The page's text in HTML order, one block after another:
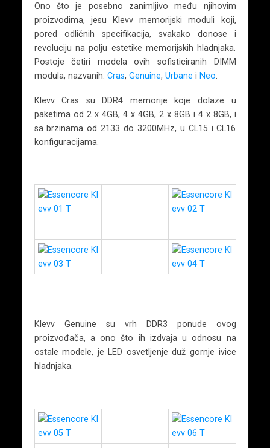
Ono što je posebno zanimljivo među njihovim
proizvodima, jesu Klevv memorijski moduli koji,
pored odličnih specifikacija, svakako donose i
revoluciju na polju estetike memorijskih hladnjaka.
Postoje četiri modela ovih sofisticiranih DIMM
modula, nazvanih: Cras, Genuine, Urbane i Neo
Klevv Cras su DDR4 memorije koje dolaze u
paketima od 2 x 4GB, 4 x 4GB, 2 x 8GB i 4 x 8GB, i
sa brzinama od 2133 do 3200MHz, u CL15 i CL16
konfiguracijama.
Klevv Genuine su vrh DDR3 ponude ovog
proizvođača, a ono što ih izdvaja u odnosu na
ostale modele, je LED osvetljenje duž gornje ivice
hladnjaka.